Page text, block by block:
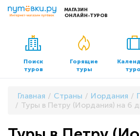
МАГАЗИН
ОНЛАЙН-ТУРОВ
Сервисы
Бронирование отелей
Трансфер
О
О нас
Поиск
туров
Горящие
туры
Главная Страны Иордания
Туры в Петру (Иордания) на 6